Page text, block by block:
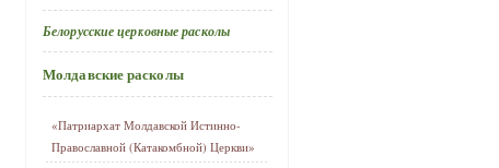
Белорусские церковные расколы
Молдавские расколы
«Патриархат Молдавской Истинно-
Православной (Катакомбной) Церкви»